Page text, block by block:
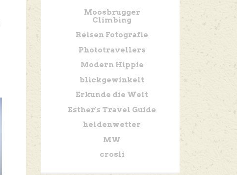
Moosbrugger
Climbing
Reisen Fotografie
Phototravellers
Modern Hippie
blickgewinkelt
Erkunde die Welt
Esther's Travel Guide
heldenwetter
MW
crosli